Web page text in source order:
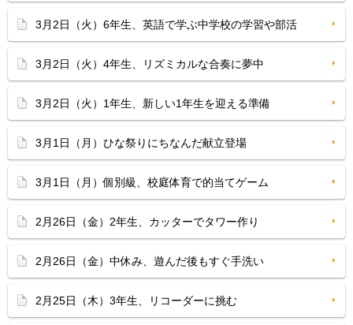
3月2日（火）6年生、英語で学ぶ中学校の学習や部活
3月2日（火）4年生、リズミカルな合奏に夢中
3月2日（火）1年生、新しい1年生を迎える準備
3月1日（月）ひな祭りにちなんだ献立登場
3月1日（月）個別級、校庭体育で的当てゲーム
2月26日（金）2年生、カッターでタワー作り
2月26日（金）中休み、遊んだ後もすぐ手洗い
2月25日（木）3年生、リコーダーに挑む